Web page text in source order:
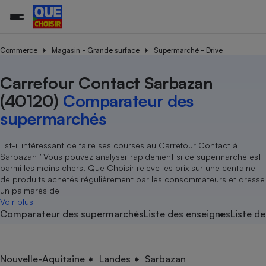
Commerce Magasin - Grande surface Supermarché - Drive
Carrefour Contact Sarbazan
(40120) Comparateur des
supermarchés
Est-il intéressant de faire ses courses au Carrefour Contact à
Sarbazan ’ Vous pouvez analyser rapidement si ce supermarché est
parmi les moins chers. Que Choisir relève les prix sur une centaine
de produits achetés régulièrement par les consommateurs et dresse
un palmarès de
Voir plus
Comparateur des supermarchésListe des enseignesListe
Nouvelle-Aquitaine Landes Sarbazan
Agriculture
Produit alimentaire
Achat - Vente - Location
Carburant
Magasin - Grande surface
Marketing - Fidélisation
Organismes de défense
Système judiciaire
Air
Eau
Achat - Vente - Travaux
Location
Sport
Vacances - Tourisme
électrique
Démarche administrative
Senior
Service marchand
Train
Transport aérien
Toutes les actualités
Enquêtes
Guides d'achat
Conseils
Brèves
Tous les services
Soumettre un litige
Lettres types
Rencontrer une association locale
Tous nos combats
Nos actions
Nos grandes victoires
Les billets de la présidente
Nos associations locales
Nous rejoindre
En savoir plus sur Que Choisir Ensemble
?
L’association
Nos missions
Notre méthodologie
Notre financement
Nos partenaires
Nous rejoindre